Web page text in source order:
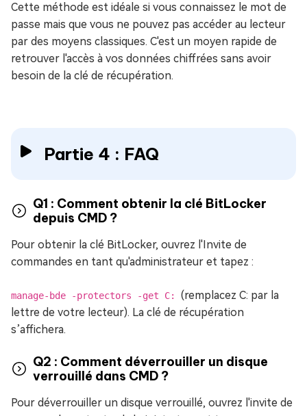
Cette méthode est idéale si vous connaissez le mot de
passe mais que vous ne pouvez pas accéder au lecteur
par des moyens classiques. C'est un moyen rapide de
retrouver l'accès à vos données chiffrées sans avoir
besoin de la clé de récupération.
Partie 4 : FAQ
Q1 : Comment obtenir la clé BitLocker
depuis CMD ?
Pour obtenir la clé BitLocker, ouvrez l'Invite de
commandes en tant qu'administrateur et tapez :
manage-bde -protectors -get C: (remplacez C: par la
lettre de votre lecteur). La clé de récupération
s’affichera.
Q2 : Comment déverrouiller un disque
verrouillé dans CMD ?
Pour déverrouiller un disque verrouillé, ouvrez l'invite de